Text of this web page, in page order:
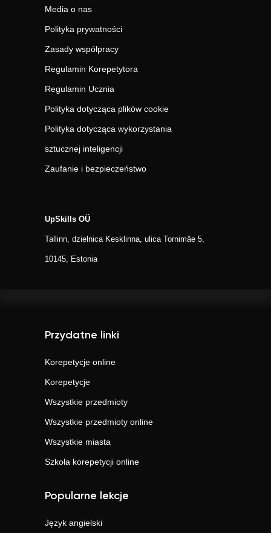
Media o nas
Polityka prywatności
Zasady współpracy
Regulamin Korepetytora
Regulamin Ucznia
Polityka dotycząca plików cookie
Polityka dotycząca wykorzystania
sztucznej inteligencji
Zaufanie i bezpieczeństwo
UpSkills OÜ
Tallinn, dzielnica Kesklinna, ulica Tornimäe 5,
10145, Estonia
Przydatne linki
Korepetycje online
Korepetycje
Wszystkie przedmioty
Wszystkie przedmioty online
Wszystkie miasta
Szkoła korepetycji online
Popularne lekcje
Język angielski